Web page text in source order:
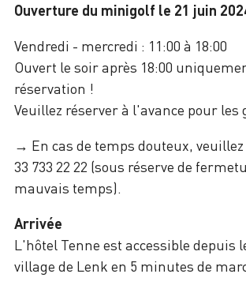
Ouverture du minigolf le 21 juin
Vendredi - mercredi : 11:00 à 18:00
Ouvert le soir après 18:00
réservation !
Veuillez réserver à l'avance pour les
→ En cas de temps douteux, veuillez
33 733 22 22 (sous réserve de
mauvais temps).
Arrivée
L'hôtel Tenne est accessible depuis
village de Lenk en 5 minutes de